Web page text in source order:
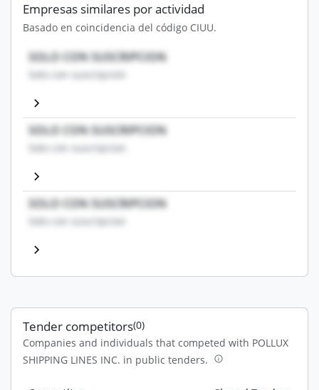
Empresas similares por actividad
Basado en coincidencia del código CIUU.
SOLO CON SUSCRIPCION
Solo con suscripcion
SOLO CON SUSCRIPCION
Solo con suscripcion
SOLO CON SUSCRIPCION
Solo con suscripcion
Tender competitors(0)
Companies and individuals that competed with POLLUX
SHIPPING LINES INC. in public tenders.